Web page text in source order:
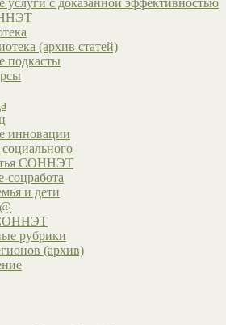
услуги с доказанной эффективностью
(архив статей)
подкасты
инновации
СОННЭТ
соцработа
и дети
рубрики
(архив)